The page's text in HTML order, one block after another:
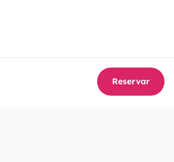
Reservar